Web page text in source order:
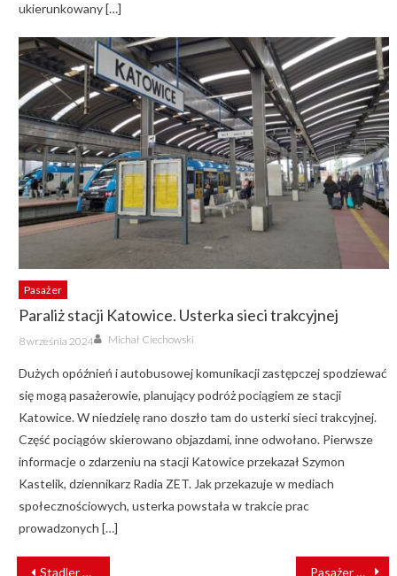
ukierunkowany […]
Pasażer
Paraliż stacji Katowice. Usterka sieci trakcyjnej
Posted
on
8 września 2024 Author
Michał Ciechowski
Dużych opóźnień i autobusowej komunikacji zastępczej spodziewać
się mogą pasażerowie, planujący podróż pociągiem ze stacji
Katowice. W niedzielę rano doszło tam do usterki sieci trakcyjnej.
Część pociągów skierowano objazdami, inne odwołano. Pierwsze
informacje o zdarzeniu na stacji Katowice przekazał Szymon
Kastelik, dziennikarz Radia ZET. Jak przekazuje w mediach
społecznościowych, usterka powstała w trakcie prac
prowadzonych […]
NAWIGACJA
Stadler opuszcza Białoruś? Pasażer w UE – zmiana praw i obowiązków